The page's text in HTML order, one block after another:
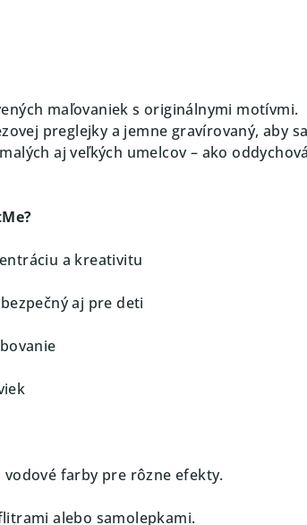
maľovaniek s originálnymi motívmi.
preglejky a jemne gravírovaný, aby
aj veľkých umelcov – ako
a kreativitu
aj pre deti
farby pre rôzne efekty.
alebo samolepkami.